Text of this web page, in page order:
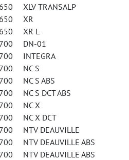
XLV TRANSALP
XR
XR L
DN-01
INTEGRA
NC S
NC S ABS
NC S DCT ABS
NC X
NC X DCT
NTV DEAUVILLE
NTV DEAUVILLE ABS
NTV DEAUVILLE ABS